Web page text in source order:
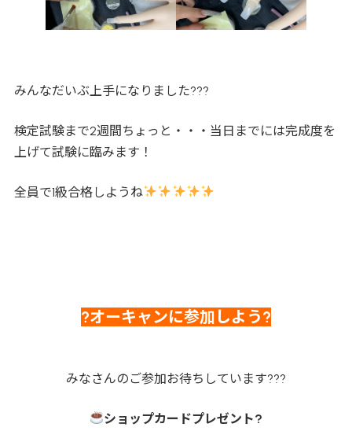
みんなだいぶ上手になりました???
検定試験まで2週間ちょっと・・・当日までには完成度を
上げて試験に臨みます！
全員で1級合格しようね
?オーキャンに参加しよう?
みなさんのご参加お待ちしています???
ショップカードプレゼント?